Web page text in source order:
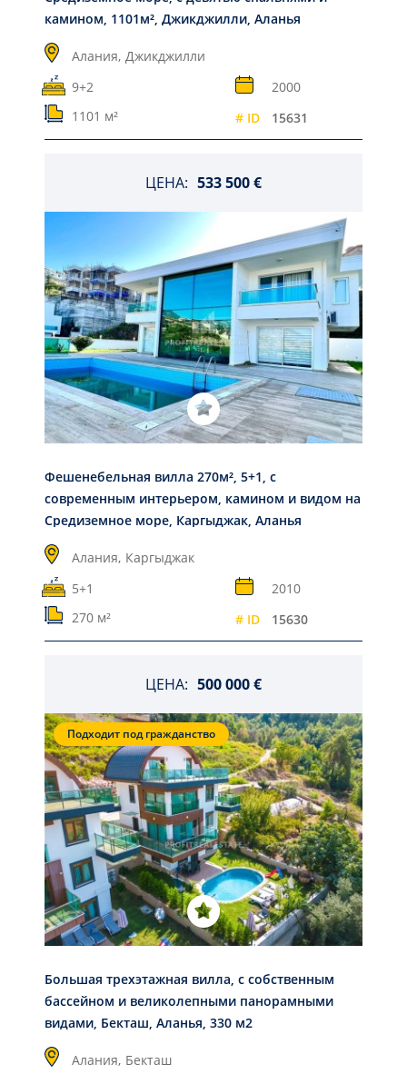
камином, 1101м², Джикджилли, Аланья
Алания, Джикджилли
9+2
2000
1101 м²
# ID 15631
ЦЕНА: 533 500 €
Фешенебельная вилла 270м², 5+1, с
современным интерьером, камином и видом на
Средиземное море, Каргыджак, Аланья
Алания, Каргыджак
5+1
2010
270 м²
# ID 15630
ЦЕНА: 500 000 €
Подходит под гражданство
Большая трехэтажная вилла, с собственным
бассейном и великолепными панорамными
видами, Бекташ, Аланья, 330 м2
Алания, Бекташ